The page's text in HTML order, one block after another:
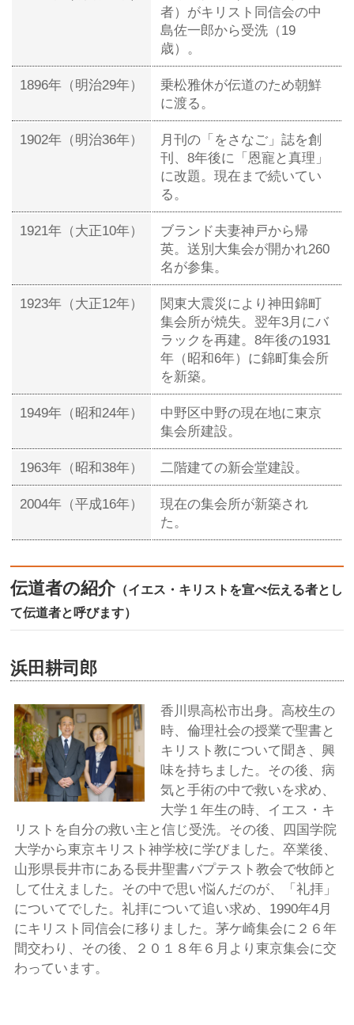
者）がキリスト同信会の中
島佐一郎から受洗（19
歳）。
1896年（明治29年）
乗松雅休が伝道のため朝鮮
に渡る。
1902年（明治36年）
月刊の「をさなご」誌を創
刊、8年後に「恩寵と真理」
に改題。現在まで続いてい
る。
1921年（大正10年）
ブランド夫妻神戸から帰
英。送別大集会が開かれ260
名が参集。
1923年（大正12年）
関東大震災により神田錦町
集会所が焼失。翌年3月にバ
ラックを再建。8年後の1931
年（昭和6年）に錦町集会所
を新築。
1949年（昭和24年）
中野区中野の現在地に東京
集会所建設。
1963年（昭和38年） 二階建ての新会堂建設。
2004年（平成16年）
現在の集会所が新築され
た。
伝道者の紹介（イエス・キリストを宣べ伝える者とし
て伝道者と呼びます）
浜田耕司郎
香川県高松市出身。高校生の
時、倫理社会の授業で聖書と
キリスト教について聞き、興
味を持ちました。その後、病
気と手術の中で救いを求め、
大学１年生の時、イエス・キ
リストを自分の救い主と信じ受洗。その後、四国学院
大学から東京キリスト神学校に学びました。卒業後、
山形県長井市にある長井聖書バプテスト教会で牧師と
して仕えました。その中で思い悩んだのが、「礼拝」
についてでした。礼拝について追い求め、1990年4月
にキリスト同信会に移りました。茅ケ崎集会に２６年
間交わり、その後、２０１８年６月より東京集会に交
わっています。